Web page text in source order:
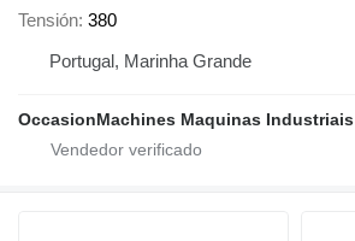
Tensión 380
Portugal, Marinha Grande
OccasionMachines Maquinas Industriais